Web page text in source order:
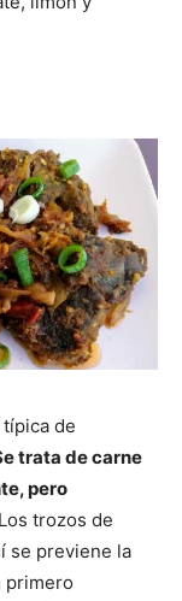
de
trata de carne
pero
trozos de
se previene la
primero